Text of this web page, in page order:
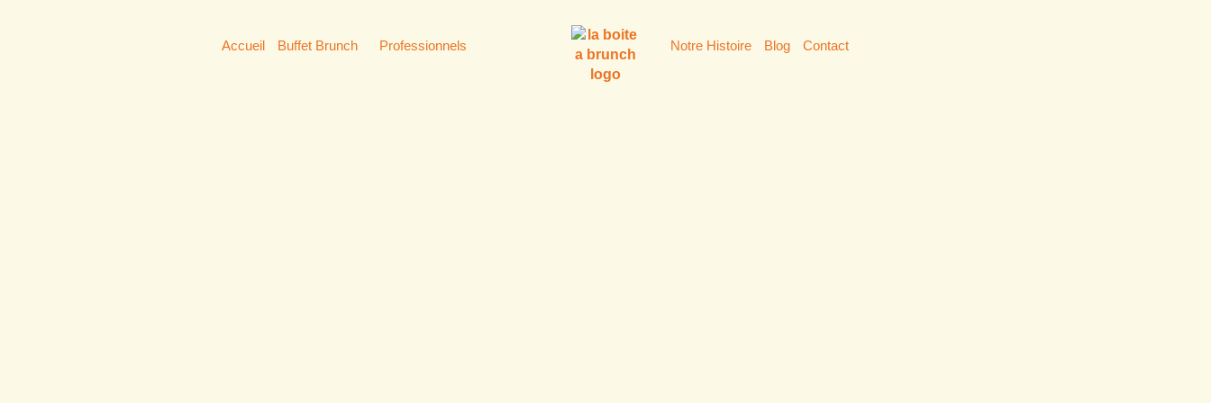
Accueil Buffet Brunch Professionnels Notre Histoire Blog Contact